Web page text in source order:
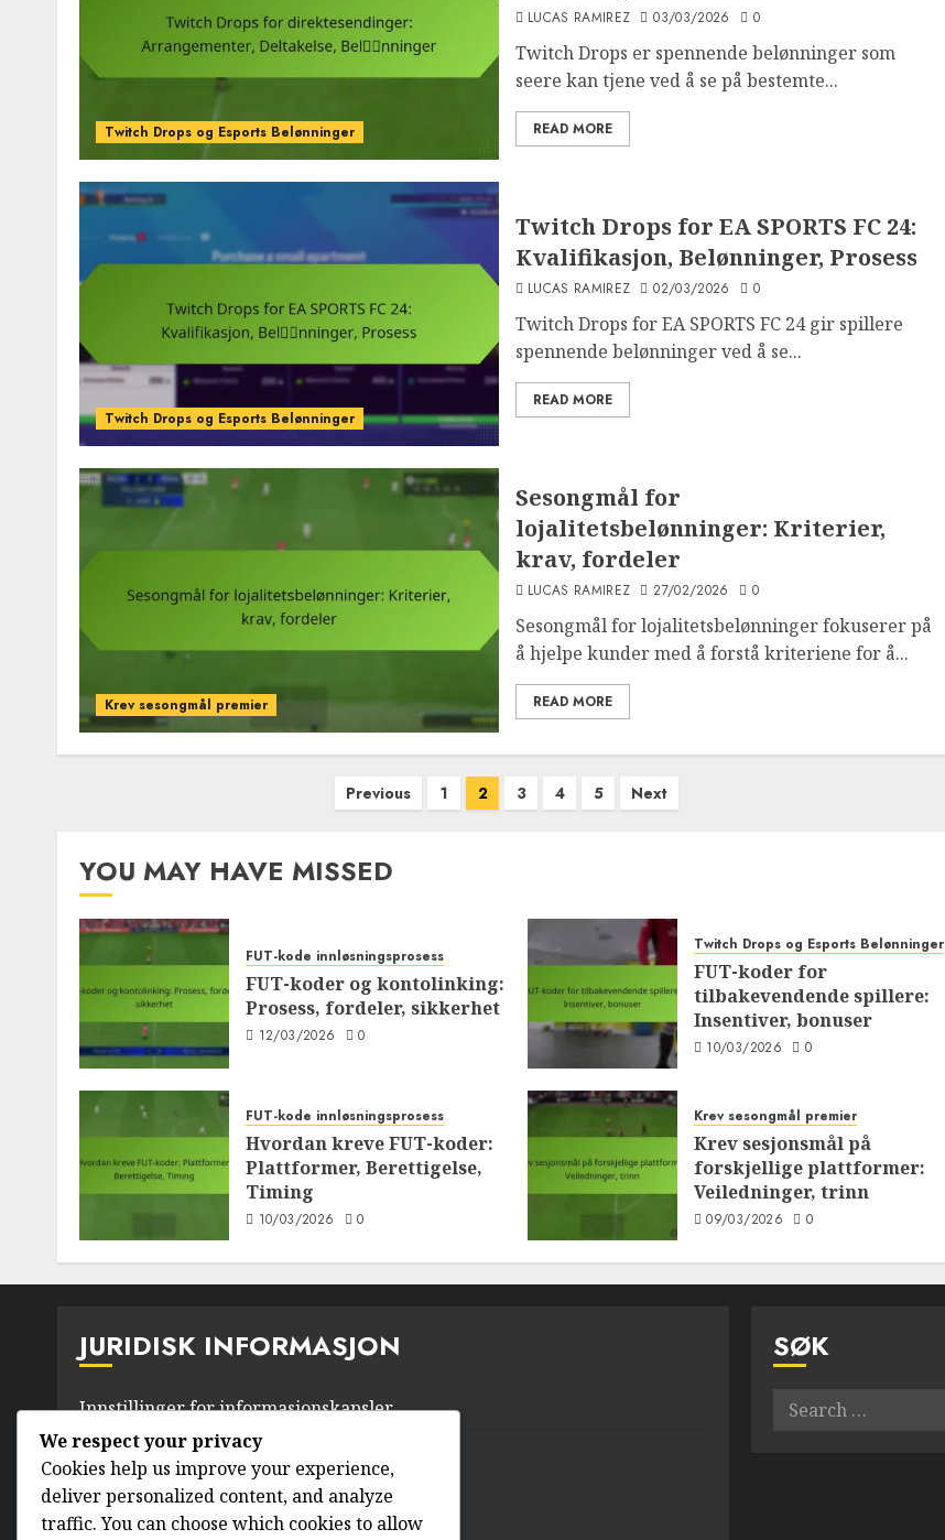
Twitch Drops og Esports Belønninger
LUCAS RAMIREZ 03/03/2026 0
Twitch Drops er spennende belønninger som
seere kan tjene ved å se på bestemte...
READ MORE
Twitch Drops og Esports Belønninger
Twitch Drops for EA SPORTS FC 24:
Kvalifikasjon, Belønninger, Prosess
LUCAS RAMIREZ 02/03/2026 0
Twitch Drops for EA SPORTS FC 24 gir spillere
spennende belønninger ved å se...
READ MORE
Krev sesongmål premier
Sesongmål for
lojalitetsbelønninger: Kriterier,
krav, fordeler
LUCAS RAMIREZ 27/02/2026 0
Sesongmål for lojalitetsbelønninger fokuserer på
å hjelpe kunder med å forstå kriteriene for å...
READ MORE
Previous 1 2 3 4 5 Next
YOU MAY HAVE MISSED
FUT-kode innløsningsprosess
FUT-koder og kontolinking:
Prosess, fordeler, sikkerhet
12/03/2026 0
Twitch Drops og Esports Belønninger
FUT-koder for
tilbakevendende spillere:
Insentiver, bonuser
10/03/2026 0
FUT-kode innløsningsprosess
Hvordan kreve FUT-koder:
Plattformer, Berettigelse,
Timing
10/03/2026 0
Krev sesongmål premier
Krev sesjonsmål på
forskjellige plattformer:
Veiledninger, trinn
09/03/2026 0
JURIDISK INFORMASJON
Innstillinger for informasjonskapsler
Personvernerklæring
Ta kontakt
SØK
Search
We respect your privacy
Cookies help us improve your experience,
deliver personalized content, and analyze
traffic. You can choose which cookies to allow